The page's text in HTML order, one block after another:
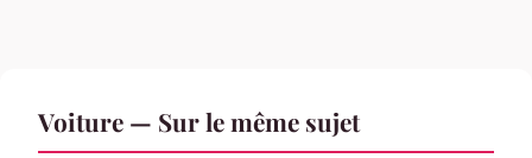
Voiture — Sur le même sujet